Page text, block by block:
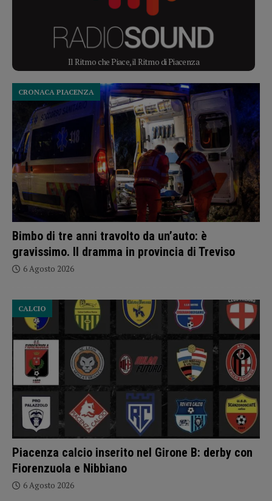
Il Ritmo che Piace, il Ritmo di Piacenza
Bimbo di tre anni travolto da un’auto: è
gravissimo. Il dramma in provincia di Treviso
CRONACA PIACENZA
6 Agosto 2026
Piacenza calcio inserito nel Girone B: derby con
Fiorenzuola e Nibbiano
CALCIO
6 Agosto 2026